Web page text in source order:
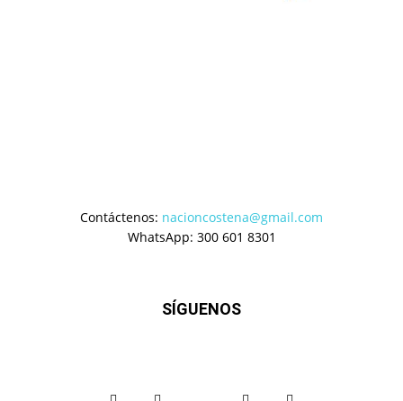
Contáctenos: nacioncostena@gmail.com
WhatsApp: 300 601 8301
SÍGUENOS